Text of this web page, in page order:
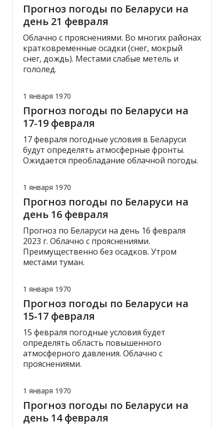
Прогноз погоды по Беларуси на
день 21 февраля
Облачно с прояснениями. Во многих районах
кратковременные осадки (снег, мокрый
снег, дождь). Местами слабые метель и
гололед.
1 января 1970
Прогноз погоды по Беларуси на
17-19 февраля
17 февраля погодные условия в Беларуси
будут определять атмосферные фронты.
Ожидается преобладание облачной погоды.
1 января 1970
Прогноз погоды по Беларуси на
день 16 февраля
Прогноз по Беларуси на день 16 февраля
2023 г. Облачно с прояснениями.
Преимущественно без осадков. Утром
местами туман.
1 января 1970
Прогноз погоды по Беларуси на
15-17 февраля
15 февраля погодные условия будет
определять область повышенного
атмосферного давления. Облачно с
прояснениями.
1 января 1970
Прогноз погоды по Беларуси на
день 14 февраля